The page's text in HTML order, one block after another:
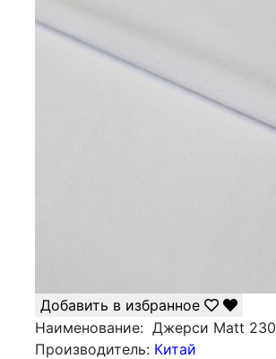
Добавить в избранное
Наименование: Джерси Matt 230
Производитель: Китай